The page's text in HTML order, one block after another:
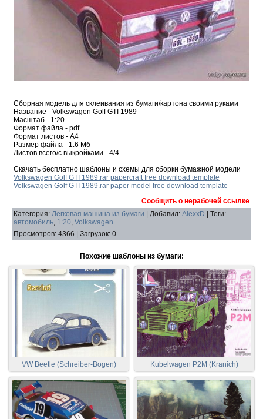
Сборная модель для склеивания из бумаги/картона своими руками
Название - Volkswagen Golf GTI 1989
Масштаб - 1:20
Формат файла - pdf
Формат листов - A4
Размер файла - 1.6 Мб
Листов всего/с выкройками - 4/4
Скачать бесплатно шаблоны и схемы для сборки бумажной модели
Volkswagen Golf GTI 1989.rar papercraft free download template
Volkswagen Golf GTI 1989.rar paper model free download template
Сообщить о нерабочей ссылке
Категория: Легковая машина из бумаги Добавил: AlexxD Теги:
автомобиль, 1:20, Volkswagen
Просмотров: 4366 Загрузок: 0
Похожие шаблоны из бумаги:
VW Beetle (Schreiber-Bogen) Kubelwagen P2M (Kranich)